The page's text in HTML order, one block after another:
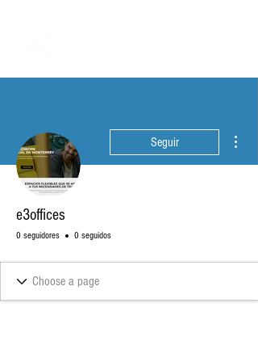
Seguir
e3offices
0 seguidores 0 seguidos